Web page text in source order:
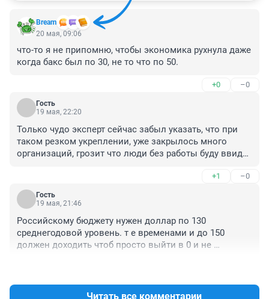
Bream
20 мая, 09:06
что-то я не припомню, чтобы экономика рухнула даже
когда бакс был по 30, не то что по 50.
+0 –0
Гость
19 мая, 22:20
Только чудо эксперт сейчас забыл указать, что при
таком резком укреплении, уже закрылось много
организаций, грозит что люди без работы буду ввиду
+1 –0
Гость
19 мая, 21:46
Российскому бюджету нужен доллар по 130
среднегодовой уровень. т е временами и до 150
должен доходить чтоб просто выйти в 0 и не
будет кредитный. А еще пару таких лет приведут к
Читать все комментарии